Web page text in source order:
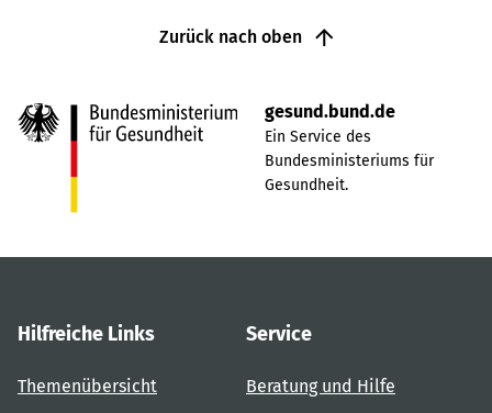
Zurück nach oben
gesund.bund.de
Ein Service des
Bundesministeriums für
Gesundheit.
Hilfreiche Links
Themenübersicht
Service
Beratung und Hilfe